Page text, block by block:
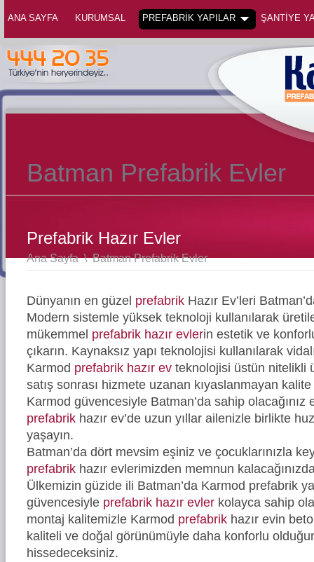
ANA SAYFA KURUMSAL PREFABRİK YAPILAR ŞANTİYE
Batman Prefabrik Evler
Prefabrik Hazır Evler
Ana Sayfa \Batman Prefabrik Evler
Dünyanın en güzel prefabrik Hazır Ev’leri
Modern sistemle yüksek teknoloji kullanılarak
mükemmel prefabrik hazır evlerin estetik ve
çıkarın. Kaynaksız yapı teknolojisi kullanılarak
Karmod prefabrik hazır ev teknolojisi üstün nitelikli
satış sonrası hizmete uzanan kıyaslanmayan kalite
Karmod güvencesiyle Batman’da sahip olacağınız
prefabrik hazır ev’de uzun yıllar ailenizle birlikte
yaşayın.
Batman’da dört mevsim eşiniz ve çocuklarınızla
prefabrik hazır evlerimizden memnun
Ülkemizin güzide ili Batman’da Karmod prefabrik
güvencesiyle prefabrik hazır evler kolayca sahip
montaj kalitemizle Karmod prefabrik hazır evin
kaliteli ve doğal görünümüyle daha konforlu
hissedeceksiniz.